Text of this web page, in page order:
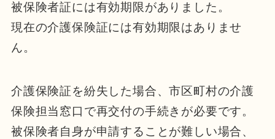
被保険者証には有効期限がありました。
現在の介護保険証には有効期限はありませ
ん。
介護保険証を紛失した場合、市区町村の介護
保険担当窓口で再交付の手続きが必要です。
被保険者自身が申請することが難しい場合、